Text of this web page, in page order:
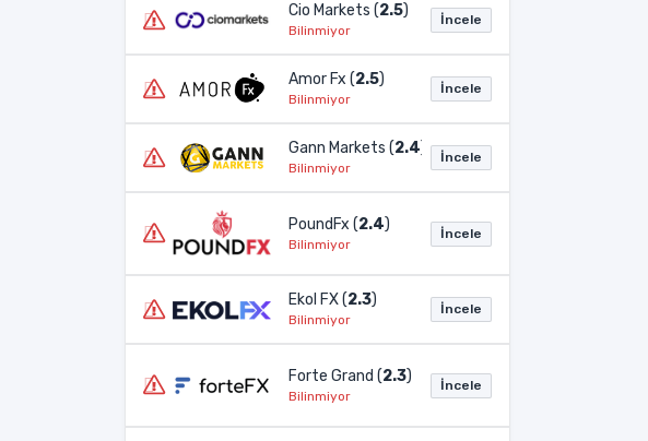
Cio Markets (2.5)
Bilinmiyor
İncele
Amor Fx (2.5)
Bilinmiyor
İncele
Gann Markets (2.4)
Bilinmiyor
İncele
PoundFx (2.4)
Bilinmiyor
İncele
Ekol FX (2.3)
Bilinmiyor
İncele
Forte Grand (2.3)
Bilinmiyor
İncele